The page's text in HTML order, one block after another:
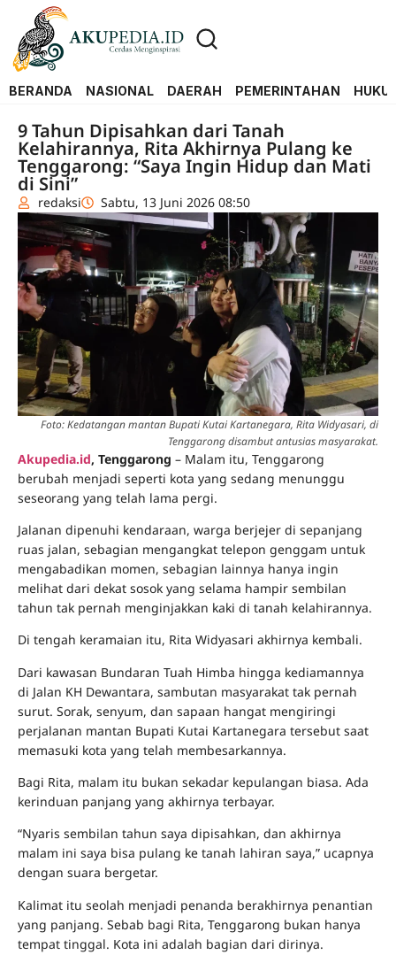
BERANDA NASIONAL DAERAH PEMERINTAHAN
9 Tahun Dipisahkan dari Tanah
Kelahirannya, Rita Akhirnya Pulang ke
Tenggarong: “Saya Ingin Hidup dan Mati
di Sini”
redaksi Sabtu, 13 Juni 2026 08:50
Foto: Kedatangan mantan Bupati Kutai Kartanegara, Rita Widyasari, di
Tenggarong disambut antusias masyarakat.
Akupedia.id, Tenggarong – Malam itu, Tenggarong
berubah menjadi seperti kota yang sedang menunggu
seseorang yang telah lama pergi.
Jalanan dipenuhi kendaraan, warga berjejer di sepanjang
ruas jalan, sebagian mengangkat telepon genggam untuk
mengabadikan momen, sebagian lainnya hanya ingin
melihat dari dekat sosok yang selama hampir sembilan
tahun tak pernah menginjakkan kaki di tanah kelahirannya.
Di tengah keramaian itu, Rita Widyasari akhirnya kembali.
Dari kawasan Bundaran Tuah Himba hingga kediamannya
di Jalan KH Dewantara, sambutan masyarakat tak pernah
surut. Sorak, senyum, dan sapaan hangat mengiringi
perjalanan mantan Bupati Kutai Kartanegara tersebut saat
memasuki kota yang telah membesarkannya.
Bagi Rita, malam itu bukan sekadar kepulangan biasa. Ada
kerinduan panjang yang akhirnya terbayar.
“Nyaris sembilan tahun saya dipisahkan, dan akhirnya
malam ini saya bisa pulang ke tanah lahiran saya,” ucapnya
dengan suara bergetar.
Kalimat itu seolah menjadi penanda berakhirnya penantian
yang panjang. Sebab bagi Rita, Tenggarong bukan hanya
tempat tinggal. Kota ini adalah bagian dari dirinya.